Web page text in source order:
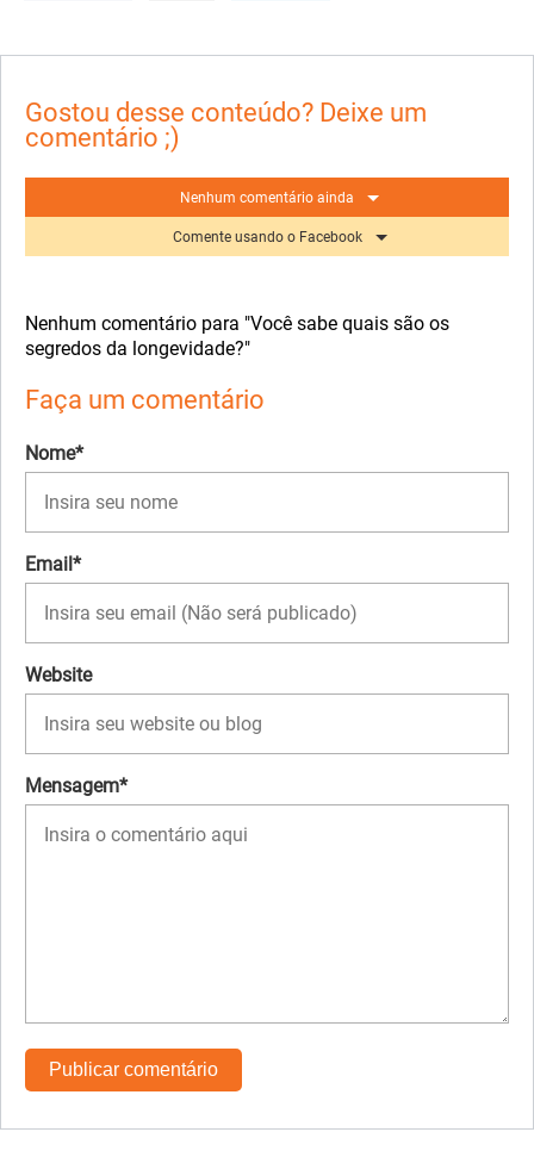
Gostou desse conteúdo? Deixe um
comentário ;)
Nenhum comentário ainda
Comente usando o Facebook
Nenhum comentário para "Você sabe quais são os
segredos da longevidade?"
Faça um comentário
Nome*
Email*
Website
Mensagem*